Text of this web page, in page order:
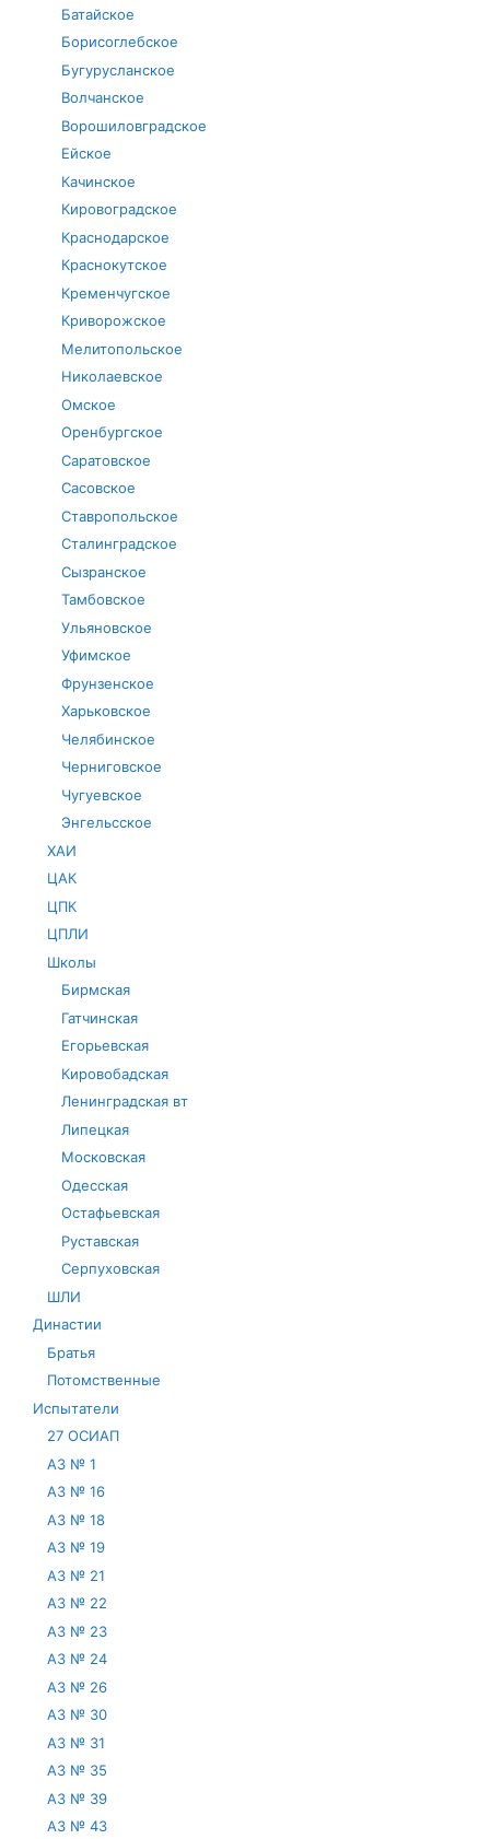
Батайское
Борисоглебское
Бугурусланское
Волчанское
Ворошиловградское
Ейское
Качинское
Кировоградское
Краснодарское
Краснокутское
Кременчугское
Криворожское
Мелитопольское
Николаевское
Омское
Оренбургское
Саратовское
Сасовское
Ставропольское
Сталинградское
Сызранское
Тамбовское
Ульяновское
Уфимское
Фрунзенское
Харьковское
Челябинское
Черниговское
Чугуевское
Энгельсское
ХАИ
ЦАК
ЦПК
ЦПЛИ
Школы
Бирмская
Гатчинская
Егорьевская
Кировобадская
Ленинградская вт
Липецкая
Московская
Одесская
Остафьевская
Руставская
Серпуховская
ШЛИ
Династии
Братья
Потомственные
Испытатели
27 ОСИАП
АЗ № 1
АЗ № 16
АЗ № 18
АЗ № 19
АЗ № 21
АЗ № 22
АЗ № 23
АЗ № 24
АЗ № 26
АЗ № 30
АЗ № 31
АЗ № 35
АЗ № 39
АЗ № 43